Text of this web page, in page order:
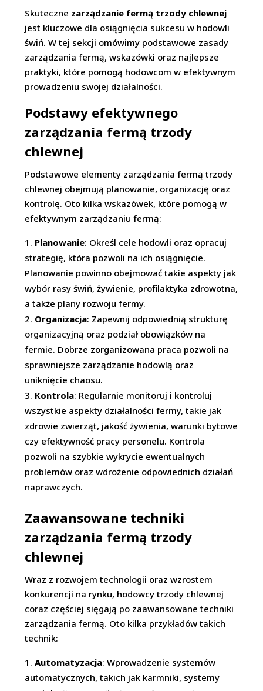
Skuteczne zarządzanie fermą trzody chlewnej
jest kluczowe dla osiągnięcia sukcesu w hodowli
świń. W tej sekcji omówimy podstawowe zasady
zarządzania fermą, wskazówki oraz najlepsze
praktyki, które pomogą hodowcom w efektywnym
prowadzeniu swojej działalności.
Podstawy efektywnego
zarządzania fermą trzody
chlewnej
Podstawowe elementy zarządzania fermą trzody
chlewnej obejmują planowanie, organizację oraz
kontrolę. Oto kilka wskazówek, które pomogą w
efektywnym zarządzaniu fermą:
Planowanie: Określ cele hodowli oraz opracuj
strategię, która pozwoli na ich osiągnięcie.
Planowanie powinno obejmować takie aspekty jak
wybór rasy świń, żywienie, profilaktyka zdrowotna,
a także plany rozwoju fermy.
Organizacja: Zapewnij odpowiednią strukturę
organizacyjną oraz podział obowiązków na
fermie. Dobrze zorganizowana praca pozwoli na
sprawniejsze zarządzanie hodowlą oraz
uniknięcie chaosu.
Kontrola: Regularnie monitoruj i kontroluj
wszystkie aspekty działalności fermy, takie jak
zdrowie zwierząt, jakość żywienia, warunki bytowe
czy efektywność pracy personelu. Kontrola
pozwoli na szybkie wykrycie ewentualnych
problemów oraz wdrożenie odpowiednich działań
naprawczych.
Zaawansowane techniki
zarządzania fermą trzody
chlewnej
Wraz z rozwojem technologii oraz wzrostem
konkurencji na rynku, hodowcy trzody chlewnej
coraz częściej sięgają po zaawansowane techniki
zarządzania fermą. Oto kilka przykładów takich
technik:
Automatyzacja: Wprowadzenie systemów
automatycznych, takich jak karmniki, systemy